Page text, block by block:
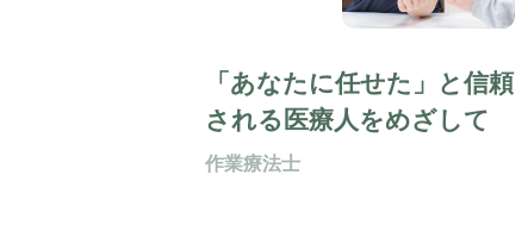
「あなたに任せた」と信頼
される医療人をめざして
作業療法士